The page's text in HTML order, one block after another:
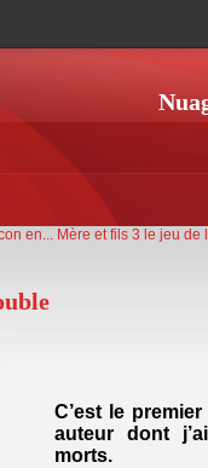
en... Mère et fils 3 le jeu de
C’est le
auteur dont
morts.